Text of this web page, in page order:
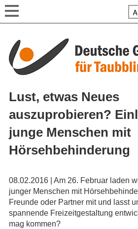
Direkt zum Inhalt
Style-Switcher
Lust, etwas Neues
auszuprobieren?
junge Menschen mit
Hörsehbehinderung
08.02.2016 | Am 26. Februar laden
junger Menschen mit
Freunde oder Partner mit und lasst
spannende Freizeitgestaltung
mag kommen?